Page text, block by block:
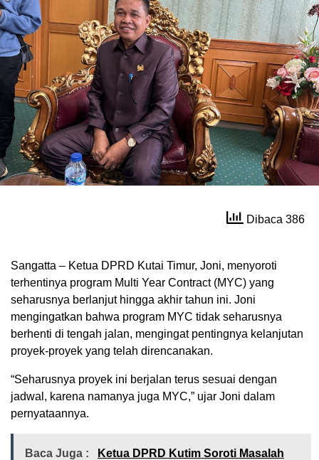
Dibaca 386
Sangatta – Ketua DPRD Kutai Timur, Joni, menyoroti
terhentinya program Multi Year Contract (MYC) yang
seharusnya berlanjut hingga akhir tahun ini. Joni
mengingatkan bahwa program MYC tidak seharusnya
berhenti di tengah jalan, mengingat pentingnya kelanjutan
proyek-proyek yang telah direncanakan.
“Seharusnya proyek ini berjalan terus sesuai dengan
jadwal, karena namanya juga MYC,” ujar Joni dalam
pernyataannya.
Baca Juga :
Ketua DPRD Kutim Soroti Masalah